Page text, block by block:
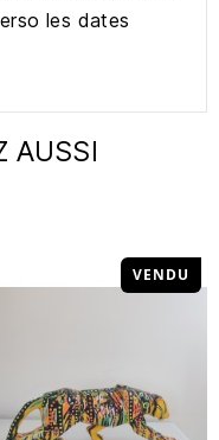
les dates
AUSSI
VENDU